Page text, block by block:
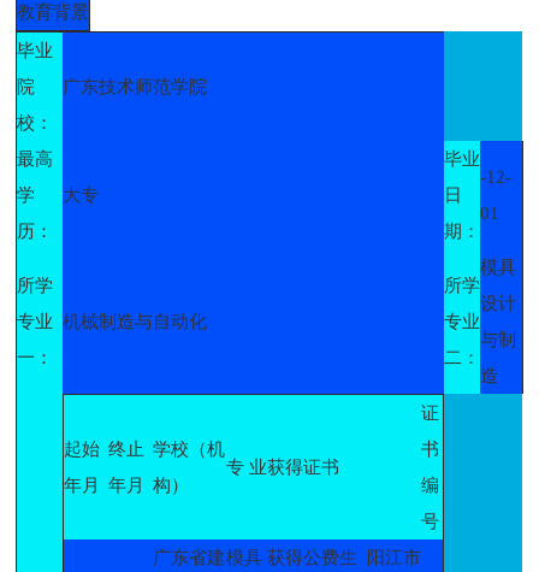
教育背景
毕业
院
校：
广东技术师范学院
最高
学
历：
大专
毕业
日
期：
-12-
01
所学
专业
一：
机械制造与自动化
所学
专业
二：
模具
设计
与制
造
起始
年月
终止
年月
学校（机
构）
专 业获得证书
证
书
编
号
广东省建模具 获得公费生 阳江市